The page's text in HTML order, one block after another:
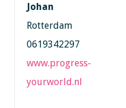
Johan
Rotterdam
0619342297
www.progress-
yourworld.nl